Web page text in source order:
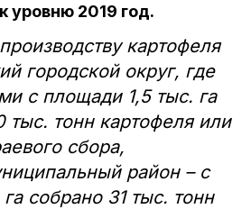
уровню 2019 год.
картофеля
городской округ, где
с площади 1,5 тыс. га
тыс. тонн картофеля или
сбора,
район – с
собрано 31 тыс. тонн